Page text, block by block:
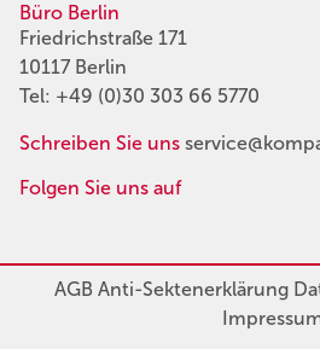
Büro Berlin
Friedrichstraße 171
10117 Berlin
Tel: +49 (0)30 303 66 5770
Schreiben Sie uns
Folgen Sie uns auf
AGBAnti-Sektenerklärung